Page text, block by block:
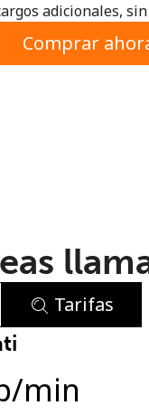
creado una
adicionales,
Comprar
Tarifas
/min